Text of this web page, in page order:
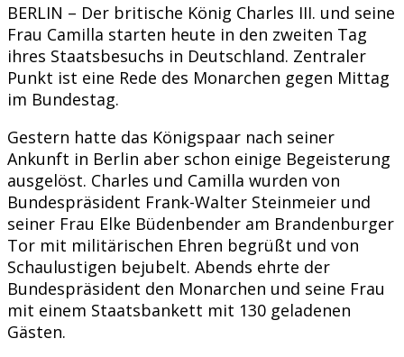
BERLIN – Der britische König Charles III. und seine
Frau Camilla starten heute in den zweiten Tag
ihres Staatsbesuchs in Deutschland. Zentraler
Punkt ist eine Rede des Monarchen gegen Mittag
im Bundestag.
Gestern hatte das Königspaar nach seiner
Ankunft in Berlin aber schon einige Begeisterung
ausgelöst. Charles und Camilla wurden von
Bundespräsident Frank-Walter Steinmeier und
seiner Frau Elke Büdenbender am Brandenburger
Tor mit militärischen Ehren begrüßt und von
Schaulustigen bejubelt. Abends ehrte der
Bundespräsident den Monarchen und seine Frau
mit einem Staatsbankett mit 130 geladenen
Gästen.